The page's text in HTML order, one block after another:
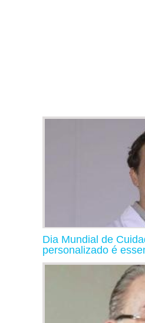
Dia Mundial de
personalizado é